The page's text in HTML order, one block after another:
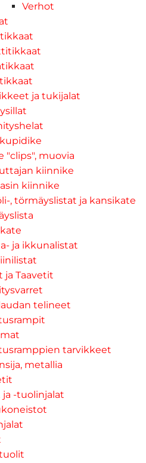
Verhot
ja tukijalat
"clips", muovia
kiinnike
kiinnike
, törmäyslistat ja kansikate
ja ikkunalistat
ja Taavetit
telineet
tarvikkeet
metallia
-tuolinjalat